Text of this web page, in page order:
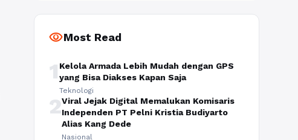
visibilityMost Read
1 Kelola Armada Lebih Mudah dengan GPS
yang Bisa Diakses Kapan Saja
Teknologi
2Viral Jejak Digital Memalukan Komisaris
Independen PT Pelni Kristia Budiyarto
Alias Kang Dede
Nasional